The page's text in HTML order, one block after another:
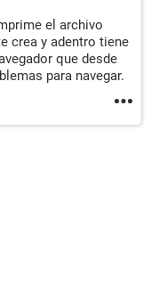
el archivo
crea y adentro tiene
que desde
para navegar.